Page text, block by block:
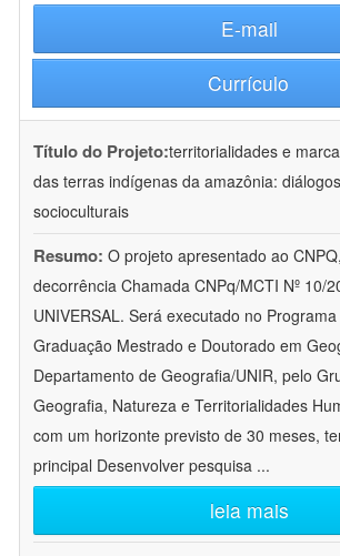
E-mail
Currículo
Título do Projeto:territorialidades e
das terras indígenas da amazônia:
socioculturais
Resumo: O projeto apresentado ao
decorrência Chamada CNPq/MCTI Nº 10/
UNIVERSAL. Será executado no
Graduação Mestrado e Doutorado em
Departamento de Geografia/UNIR, pelo
Geografia, Natureza e Territorialidades
com um horizonte previsto de 30 meses,
principal Desenvolver pesquisa ...
leia mais